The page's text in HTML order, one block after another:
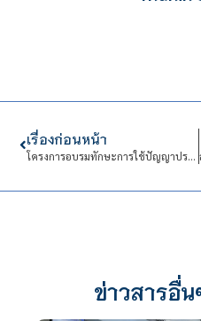
เรื่องก่อนหน้า
โครงการอบรมทักษะการใช้ปัญญาประดิษฐ์เพื่อช่วยเหลืองานวิจัย
ข่าวสารอื่